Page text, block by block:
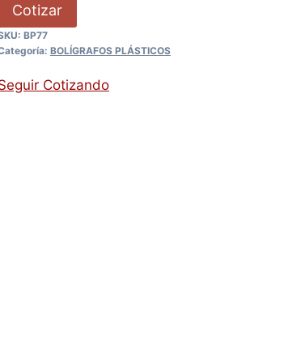
Cotizar
BP77
BOLÍGRAFOS PLÁSTICOS
Cotizando